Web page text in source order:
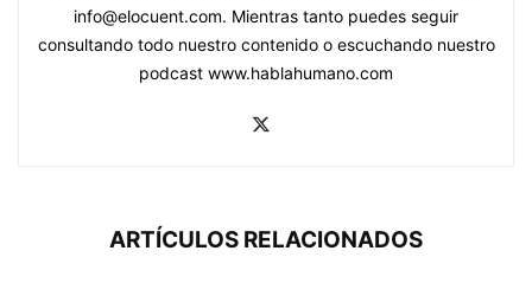
info@elocuent.com. Mientras tanto puedes seguir
consultando todo nuestro contenido o escuchando nuestro
podcast www.hablahumano.com
ARTÍCULOS RELACIONADOS